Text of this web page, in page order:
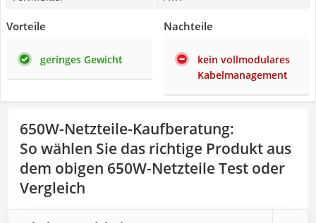
Vorteile
geringes Gewicht
Nachteile
kein vollmodulares
Kabelmanagement
650W-Netzteile-Kaufberatung:
So wählen Sie das richtige Produkt aus
dem obigen 650W-Netzteile Test oder
Vergleich